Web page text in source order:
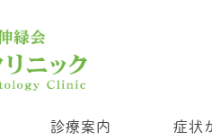
診療案内 症状